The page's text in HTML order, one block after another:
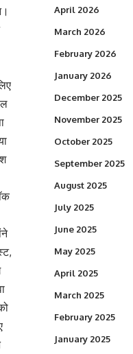
April 2026
March 2026
February 2026
January 2026
December 2025
November 2025
October 2025
September 2025
August 2025
July 2025
June 2025
May 2025
April 2025
March 2025
February 2025
January 2025